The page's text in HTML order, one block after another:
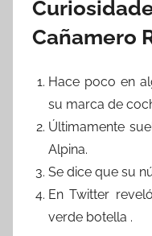
Cañamero
Hace poco en
su marca de
Últimamente
Alpina.
Se dice que su
En Twitter
verde botella .